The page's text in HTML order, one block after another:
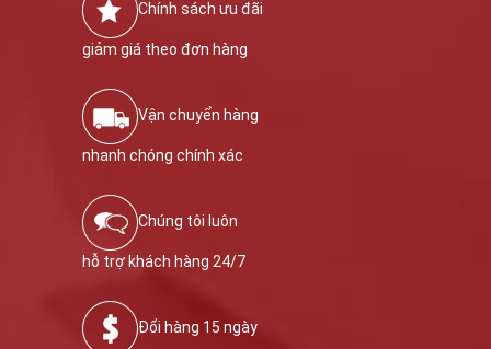
Chính sách ưu đãi
giảm giá theo đơn hàng
Vận chuyển hàng
nhanh chóng chính xác
Chúng tôi luôn
hỗ trợ khách hàng 24/7
Đổi hàng 15 ngày